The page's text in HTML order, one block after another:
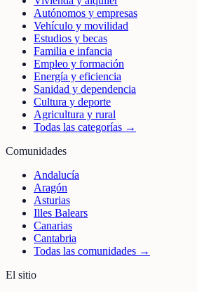
Autónomos y empresas
Vehículo y movilidad
Estudios y becas
Familia e infancia
Empleo y formación
Energía y eficiencia
Sanidad y dependencia
Cultura y deporte
Agricultura y rural
Todas las categorías →
Comunidades
Andalucía
Aragón
Asturias
Illes Balears
Canarias
Cantabria
Todas las comunidades →
El sitio